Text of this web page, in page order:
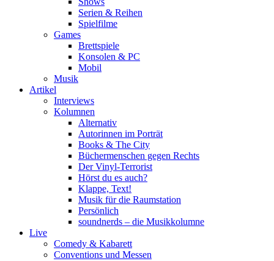
Serien & Reihen
Spielfilme
Games
Brettspiele
Konsolen & PC
Mobil
Musik
Artikel
Interviews
Kolumnen
Alternativ
Autorinnen im Porträt
Books & The City
Büchermenschen gegen Rechts
Der Vinyl-Terrorist
Hörst du es auch?
Klappe, Text!
Musik für die Raumstation
Persönlich
soundnerds – die Musikkolumne
Live
Comedy & Kabarett
Conventions und Messen